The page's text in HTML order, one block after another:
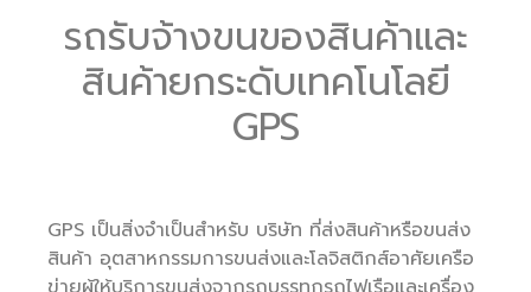
รถรับจ้างขนของสินค้าและ
สินค้ายกระดับเทคโนโลยี
GPS
GPS เป็นสิ่งจำเป็นสำหรับ บริษัท ที่ส่งสินค้าหรือขนส่ง
สินค้า อุตสาหกรรมการขนส่งและโลจิสติกส์อาศัยเครือ